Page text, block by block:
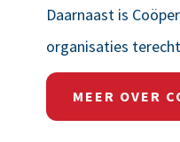
Daarnaast is
organisaties
MEER OVER